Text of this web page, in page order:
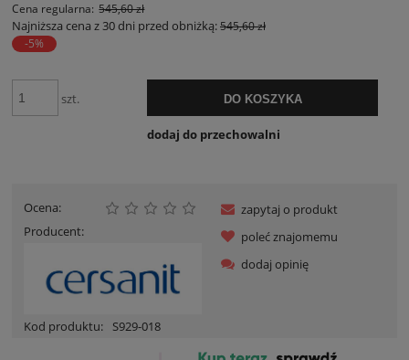
Cena regularna: 545,60 zł
Najniższa cena z 30 dni przed obniżką:545,60 zł
-5%
szt. DO KOSZYKA
dodaj do przechowalni
Ocena:
Producent:
Kod produktu: S929-018
zapytaj o produkt
poleć znajomemu
dodaj opinię